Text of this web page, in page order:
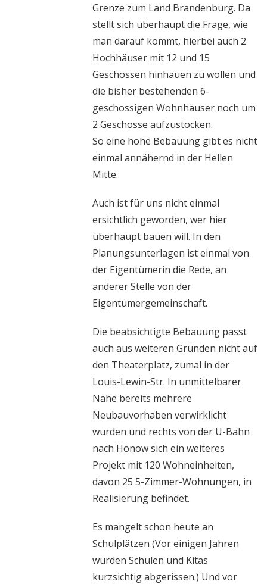
Grenze zum Land Brandenburg. Da
stellt sich überhaupt die Frage, wie
man darauf kommt, hierbei auch 2
Hochhäuser mit 12 und 15
Geschossen hinhauen zu wollen und
die bisher bestehenden 6-
geschossigen Wohnhäuser noch um
2 Geschosse aufzustocken.
So eine hohe Bebauung gibt es nicht
einmal annähernd in der Hellen
Mitte.
Auch ist für uns nicht einmal
ersichtlich geworden, wer hier
überhaupt bauen will. In den
Planungsunterlagen ist einmal von
der Eigentümerin die Rede, an
anderer Stelle von der
Eigentümergemeinschaft.
Die beabsichtigte Bebauung passt
auch aus weiteren Gründen nicht auf
den Theaterplatz, zumal in der
Louis-Lewin-Str. In unmittelbarer
Nähe bereits mehrere
Neubauvorhaben verwirklicht
wurden und rechts von der U-Bahn
nach Hönow sich ein weiteres
Projekt mit 120 Wohneinheiten,
davon 25 5-Zimmer-Wohnungen, in
Realisierung befindet.
Es mangelt schon heute an
Schulplätzen (Vor einigen Jahren
wurden Schulen und Kitas
kurzsichtig abgerissen.) Und vor